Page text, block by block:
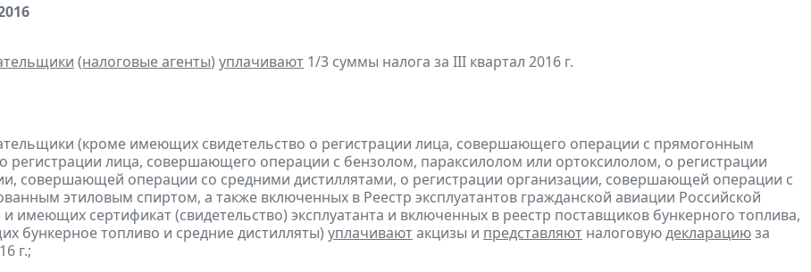
(налоговые агенты) уплачивают 1/3 суммы налога за III квартал 2016 г.
(кроме имеющих свидетельство о регистрации лица, совершающего операции с прямогонным
регистрации лица, совершающего операции с бензолом, параксилолом или ортоксилолом, о регистрации
совершающей операции со средними дистиллятами, о регистрации организации, совершающей операции с
этиловым спиртом, а также включенных в Реестр эксплуатантов гражданской авиации Российской
имеющих сертификат (свидетельство) эксплуатанта и включенных в реестр поставщиков бункерного топлива,
бункерное топливо и средние дистилляты) уплачиваютакцизы и представляют налоговуюдекларациюза
г.;